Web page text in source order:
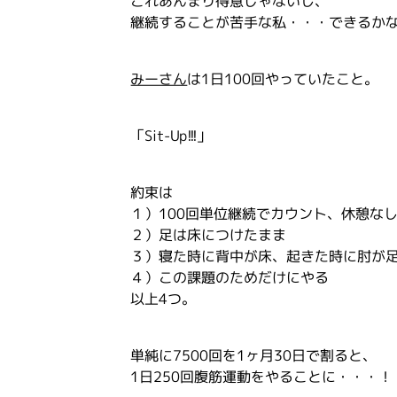
継続することが苦手な私・・・できるかな
みーさんは1日100回やっていたこと。
「Sit-Up!!!」
約束は
１）100回単位継続でカウント、休憩な
２）足は床につけたまま
３）寝た時に背中が床、起きた時に肘が
４）この課題のためだけにやる
以上4つ。
単純に7500回を1ヶ月30日で割ると、
1日250回腹筋運動をやることに・・・！